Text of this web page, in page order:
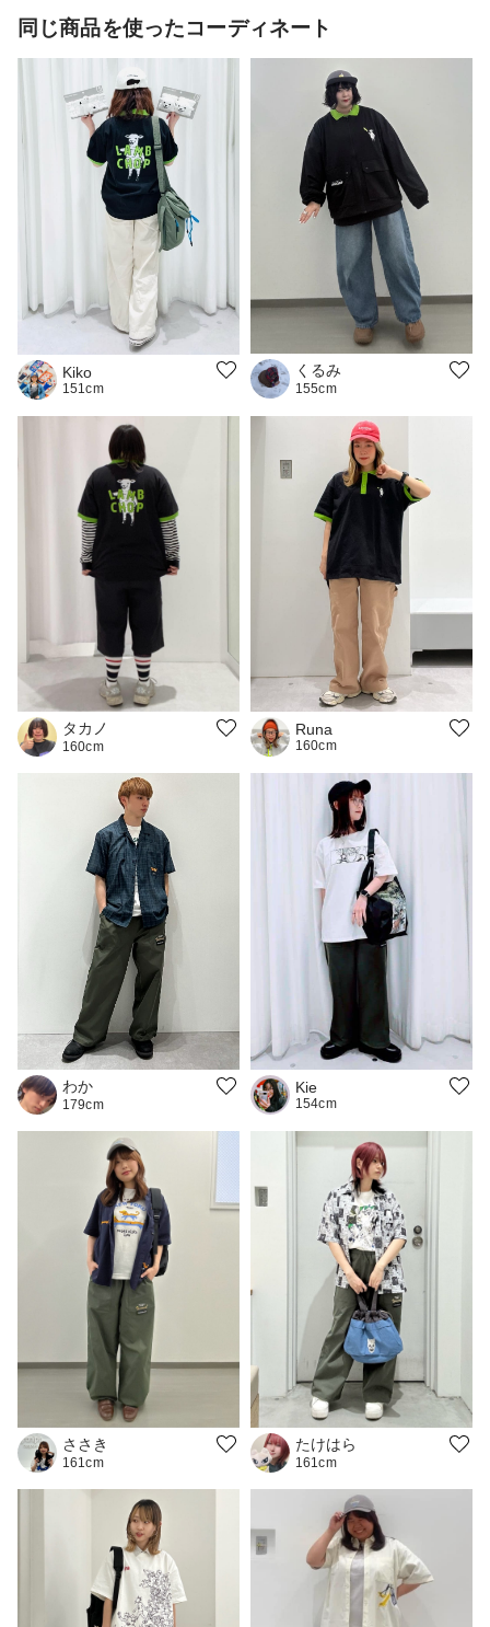
同じ商品を使ったコーディネート
Kiko
151cm
くるみ
155cm
タカノ
160cm
Runa
160cm
わか
179cm
Kie
154cm
ささき
161cm
たけはら
161cm